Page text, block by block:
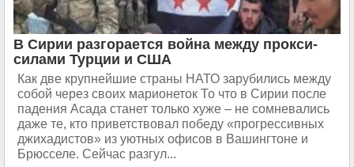
В Сирии разгорается война между прокси-
силами Турции и США
Как две крупнейшие страны НАТО зарубились между
собой через своих марионеток То что в Сирии после
падения Асада станет только хуже – не сомневались
даже те, кто приветствовал победу «прогрессивных
джихадистов» из уютных офисов в Вашингтоне и
Брюсселе. Сейчас разгул...